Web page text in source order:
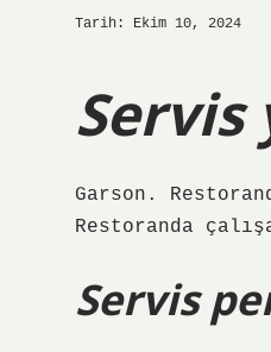
Tarih: Ekim 10, 2024
Servis
Garson.
Restoranda
Servis